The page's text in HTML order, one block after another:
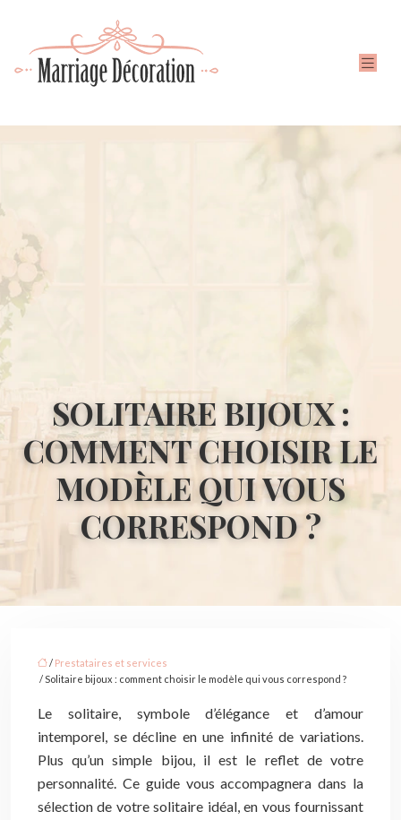
SOLITAIRE BIJOUX :
COMMENT CHOISIR LE
MODÈLE QUI VOUS
CORRESPOND ?
/ Prestataires et services
/ Solitaire bijoux : comment choisir le modèle qui vous correspond ?
Le solitaire, symbole d’élégance et d’amour
intemporel, se décline en une infinité de variations.
Plus qu’un simple bijou, il est le reflet de votre
personnalité. Ce guide vous accompagnera dans la
sélection de votre solitaire idéal, en vous fournissant